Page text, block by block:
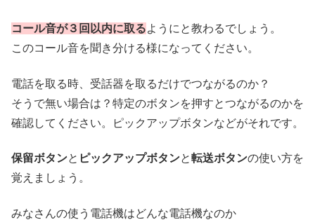
コール音が３回以内に取るようにと教わるでしょう。
このコール音を聞き分ける様になってください。
電話を取る時、受話器を取るだけでつながるのか？
そうで無い場合は？特定のボタンを押すとつながるのかを
確認してください。ピックアップボタンなどがそれです。
保留ボタンと ピックアップボタンと転送ボタンの使い方を
覚えましょう。
みなさんの使う電話機はどんな電話機なのか